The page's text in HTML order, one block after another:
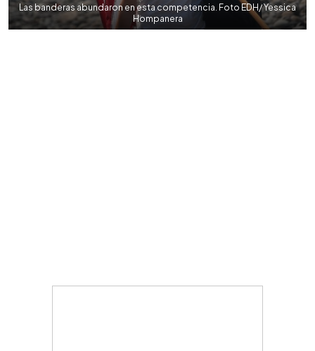
Las banderas abundaron en esta competencia. Foto EDH/ Yessica
Hompanera